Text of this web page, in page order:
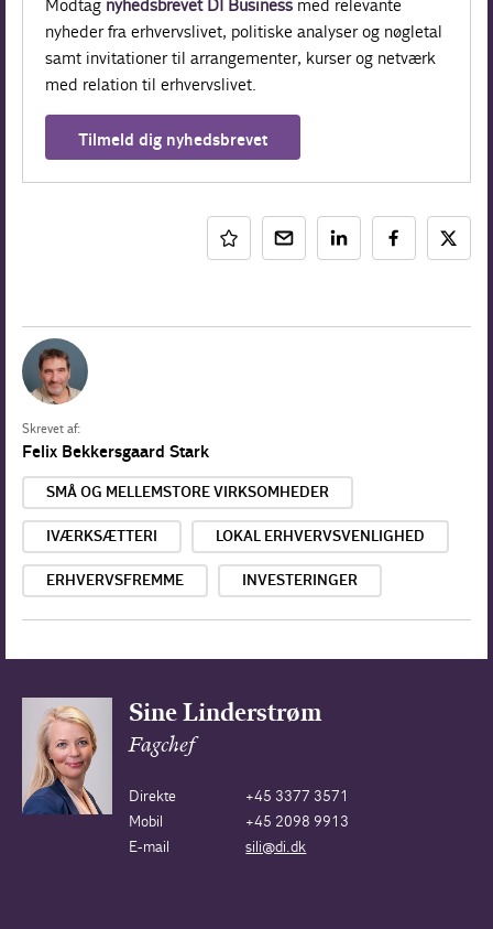
Modtag nyhedsbrevet DI Business med relevante
nyheder fra erhvervslivet, politiske analyser og nøgletal
samt invitationer til arrangementer, kurser og netværk
med relation til erhvervslivet.
Tilmeld dig nyhedsbrevet
Skrevet af:
Felix Bekkersgaard Stark
SMÅ OG MELLEMSTORE VIRKSOMHEDER
IVÆRKSÆTTERI LOKAL ERHVERVSVENLIGHED
ERHVERVSFREMME INVESTERINGER
Sine Linderstrøm
Fagchef
Direkte
+45 3377 3571
Mobil
+45 2098 9913
E-mail
sili@di.dk